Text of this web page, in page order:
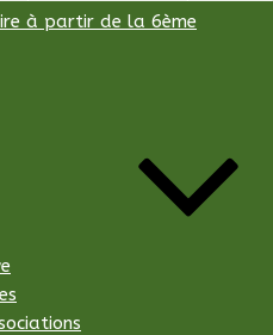
à partir de la 6ème